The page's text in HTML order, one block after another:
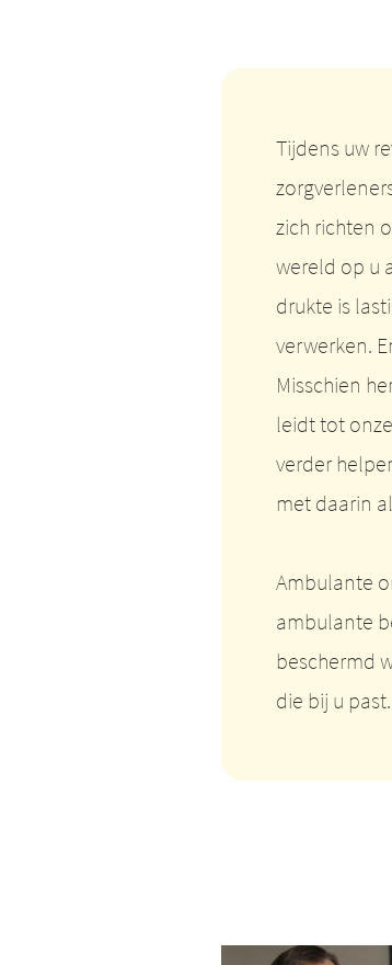
Tijdens uw
zich richten
wereld op u
drukte is
verwerken.
Misschien
leidt tot
verder
met daarin
Ambulante
ambulante
beschermd
die bij u past.